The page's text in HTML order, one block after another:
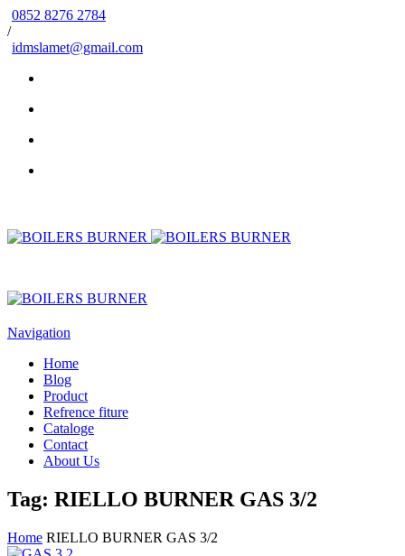
0852 8276 2784
/
idmslamet@gmail.com
Navigation
Home
Blog
Product
Refrence fiture
Cataloge
Contact
About Us
Tag: RIELLO BURNER GAS 3/2
Home RIELLO BURNER GAS 3/2